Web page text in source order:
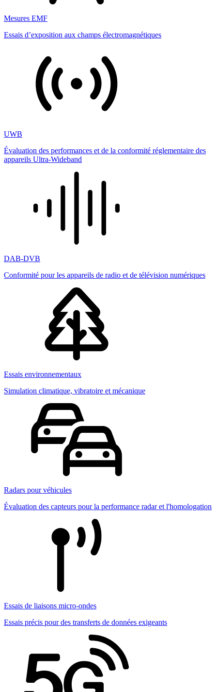
Mesures EMF
Essais d’exposition aux champs électromagnétiques
UWB
Évaluation des performances et de la conformité réglementaire des
appareils Ultra-Wideband
DAB-DVB
Conformité pour les appareils de radio et de télévision numériques
Essais environnementaux
Simulation climatique, vibratoire et mécanique
Radars pour véhicules
Évaluation des capteurs pour la performance radar et l'homologation
Essais de liaisons micro-ondes
Essais précis pour des transferts de données exigeants